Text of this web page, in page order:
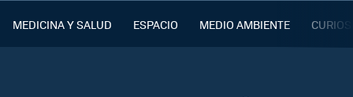
MEDICINA Y SALUD ESPACIO MEDIO AMBIENTE